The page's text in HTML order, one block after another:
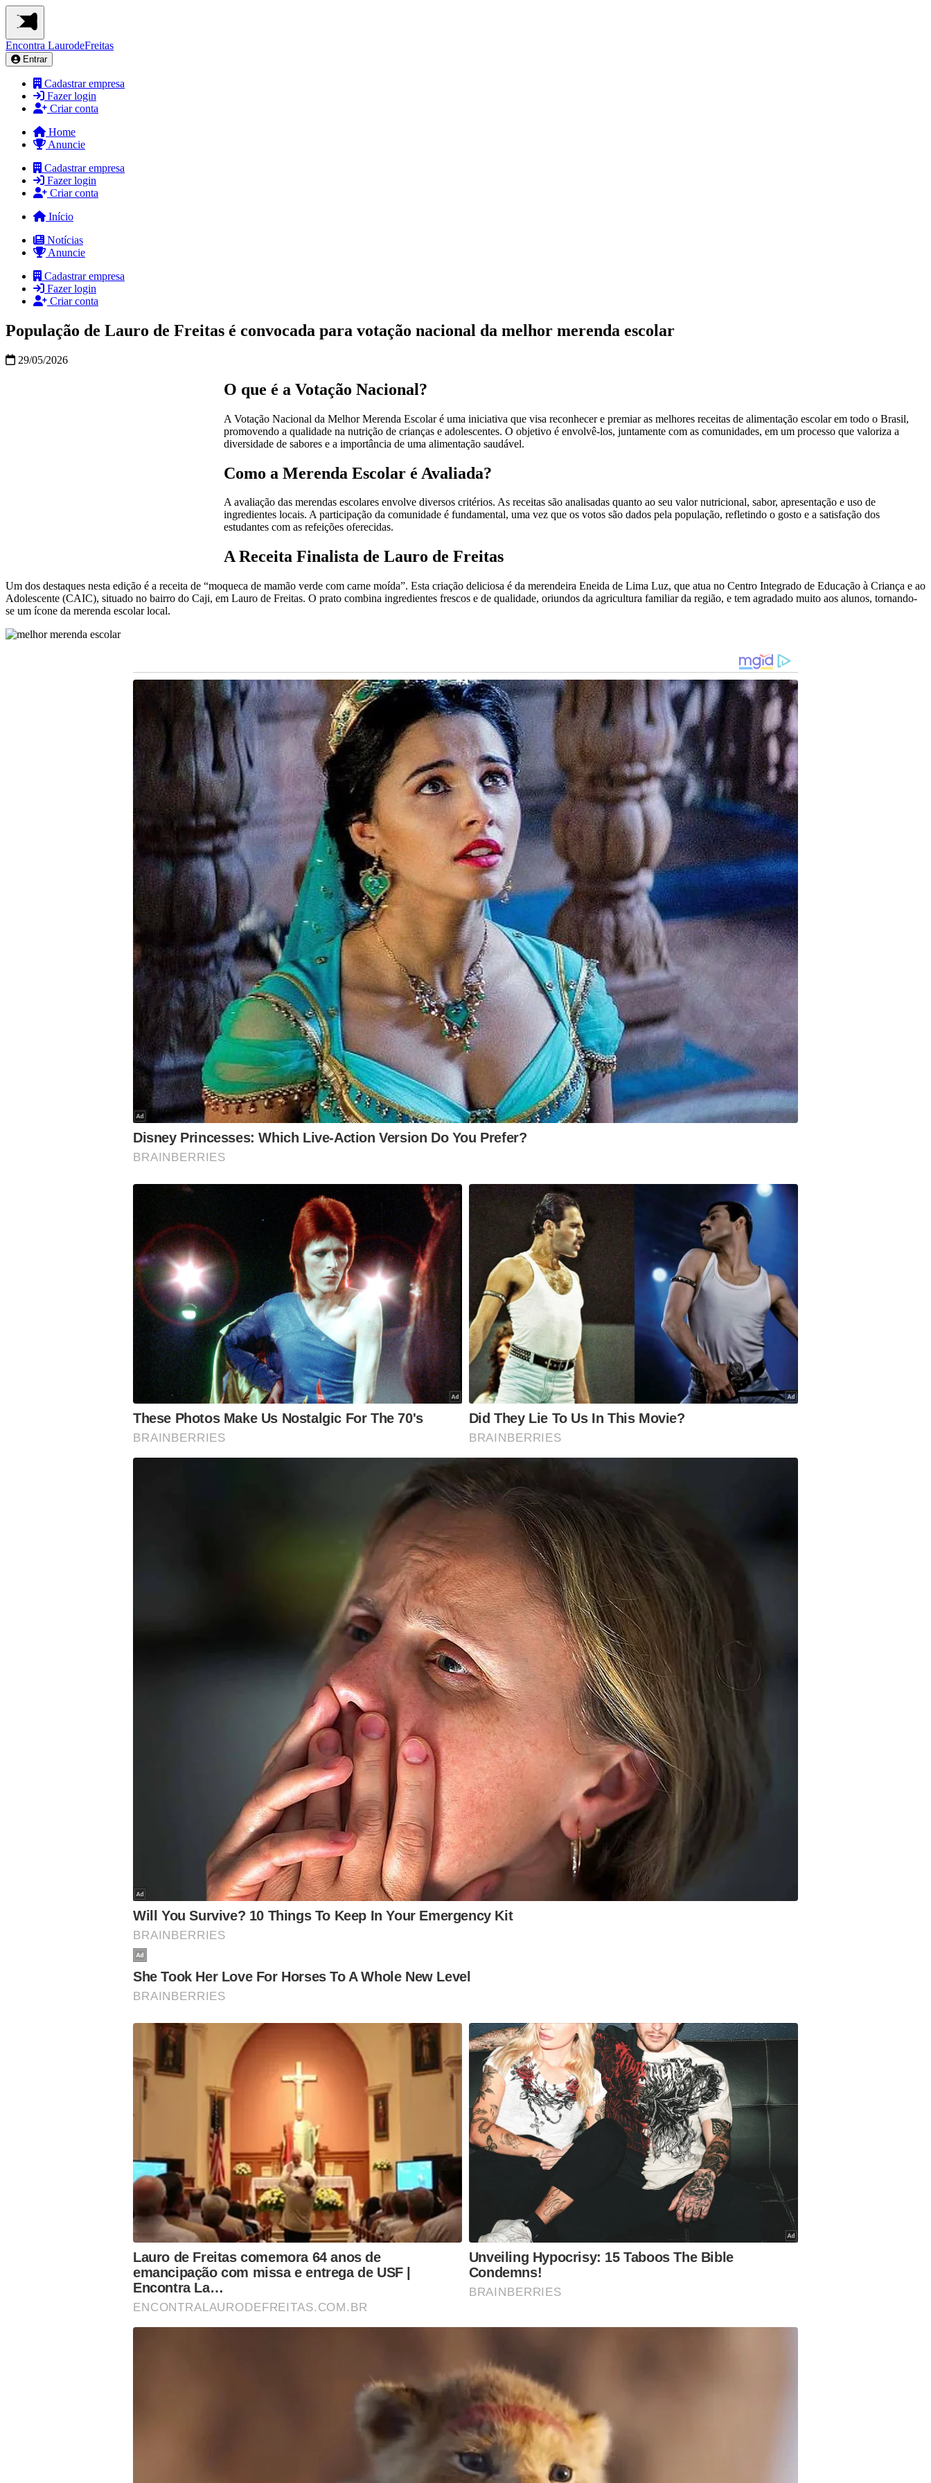
Encontra LaurodeFreitas
Entrar
Cadastrar empresa
Fazer login
Criar conta
Home
Anuncie
Cadastrar empresa
Fazer login
Criar conta
Início
Notícias
Anuncie
Cadastrar empresa
Fazer login
Criar conta
População de Lauro de Freitas é convocada para votação nacional da melhor merenda escolar
29/05/2026
O que é a Votação Nacional?
A Votação Nacional da Melhor Merenda Escolar é uma iniciativa que visa reconhecer e premiar as melhores receitas de alimentação escolar em todo o Brasil,
promovendo a qualidade na nutrição de crianças e adolescentes. O objetivo é envolvê-los, juntamente com as comunidades, em um processo que valoriza a
diversidade de sabores e a importância de uma alimentação saudável.
Como a Merenda Escolar é Avaliada?
A avaliação das merendas escolares envolve diversos critérios. As receitas são analisadas quanto ao seu valor nutricional, sabor, apresentação e uso de
ingredientes locais. A participação da comunidade é fundamental, uma vez que os votos são dados pela população, refletindo o gosto e a satisfação dos
estudantes com as refeições oferecidas.
A Receita Finalista de Lauro de Freitas
Um dos destaques nesta edição é a receita de “moqueca de mamão verde com carne moída”. Esta criação deliciosa é da merendeira Eneida de Lima Luz, que atua no Centro Integrado de Educação à Criança e ao
Adolescente (CAIC), situado no bairro do Caji, em Lauro de Freitas. O prato combina ingredientes frescos e de qualidade, oriundos da agricultura familiar da região, e tem agradado muito aos alunos, tornando-
se um ícone da merenda escolar local.